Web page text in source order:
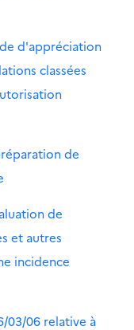
d'appréciation
classées
de
de
et autres
incidence
03/06 relative à